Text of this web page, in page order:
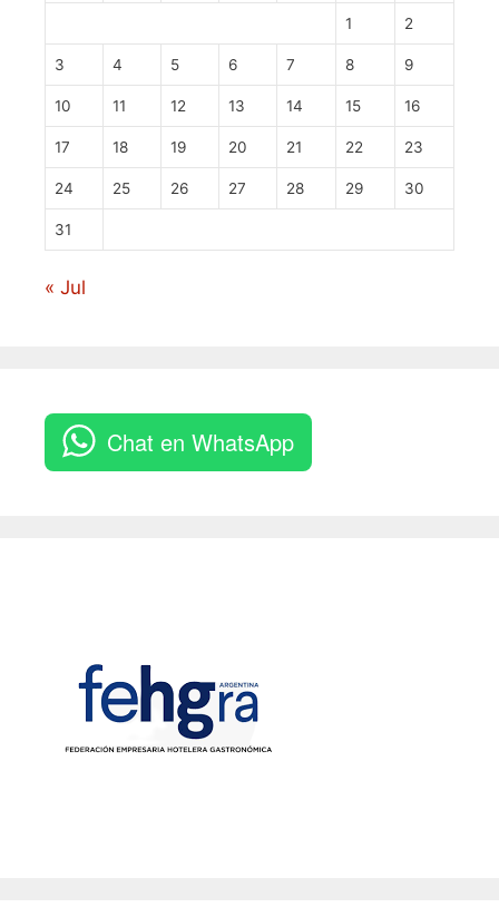
1 2
3 4 5 6 7 8 9
10 11 12 13 14 15 16
17 18 19 20 21 22 23
24 25 26 27 28 29 30
31
« Jul
Chat en WhatsApp